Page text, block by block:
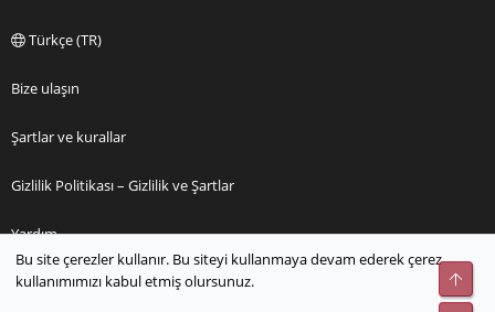
Türkçe (TR)
Bize ulaşın
Şartlar ve kurallar
Gizlilik Politikası – Gizlilik ve Şartlar
Yardım
Ana sayfa
Bu site çerezler kullanır. Bu siteyi kullanmaya devam ederek çerez
kullanımımızı kabul etmiş olursunuz.